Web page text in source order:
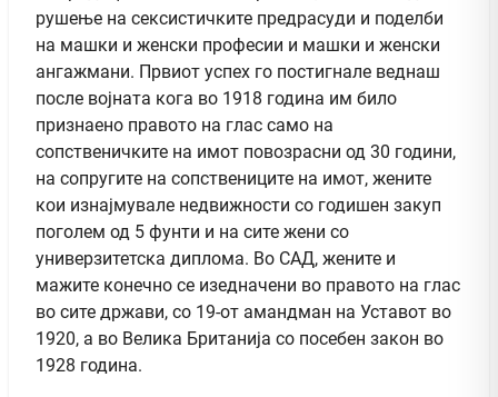
рушење на сексистичките предрасуди и поделби
на машки и женски професии и машки и женски
ангажмани. Првиот успех го постигнале веднаш
после војната кога во 1918 година им било
признаено правото на глас само на
сопственичките на имот повозрасни од 30 години,
на сопругите на сопствениците на имот, жените
кои изнајмувале недвижности со годишен закуп
поголем од 5 фунти и на сите жени со
универзитетска диплома. Во САД, жените и
мажите конечно се изедначени во правото на глас
во сите држави, со 19-от амандман на Уставот во
1920, а во Велика Британија со посебен закон во
1928 година.